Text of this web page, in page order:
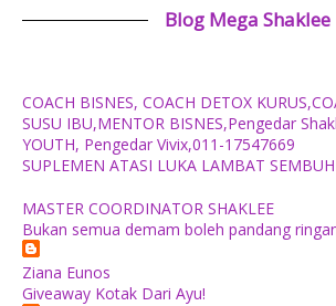
Blog Mega Shaklee
COACH BISNES, COACH DETOX
SUSU IBU,MENTOR BISNES,Pengedar
YOUTH, Pengedar Vivix,011-17547669
SUPLEMEN ATASI LUKA LAMBAT SEMBUH
MASTER COORDINATOR SHAKLEE
Bukan semua demam boleh pandang
Ziana Eunos
Giveaway Kotak Dari Ayu!